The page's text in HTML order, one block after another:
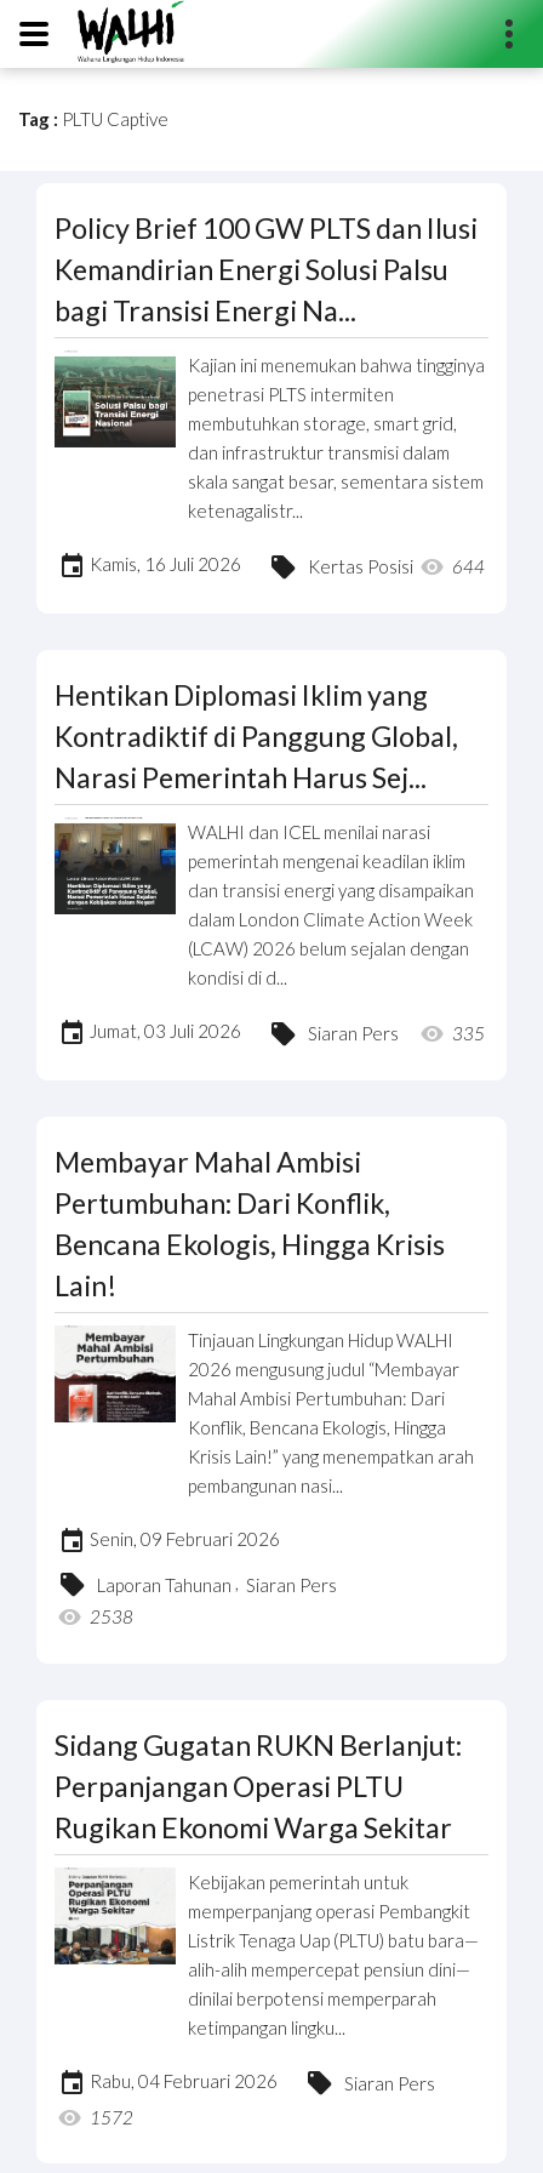
Tag : PLTU Captive
Policy Brief 100 GW PLTS dan Ilusi
Kemandirian Energi Solusi Palsu
bagi Transisi Energi Na...
Kajian ini menemukan bahwa tingginya
penetrasi PLTS intermiten
membutuhkan storage, smart grid,
dan infrastruktur transmisi dalam
skala sangat besar, sementara sistem
ketenagalistr...
Kamis, 16 Juli 2026 Kertas Posisi 644
Hentikan Diplomasi Iklim yang
Kontradiktif di Panggung Global,
Narasi Pemerintah Harus Sej...
WALHI dan ICEL menilai narasi
pemerintah mengenai keadilan iklim
dan transisi energi yang disampaikan
dalam London Climate Action Week
(LCAW) 2026 belum sejalan dengan
kondisi di d...
Jumat, 03 Juli 2026 Siaran Pers 335
Membayar Mahal Ambisi
Pertumbuhan: Dari Konflik,
Bencana Ekologis, Hingga Krisis
Lain!
Tinjauan Lingkungan Hidup WALHI
2026 mengusung judul “Membayar
Mahal Ambisi Pertumbuhan: Dari
Konflik, Bencana Ekologis, Hingga
Krisis Lain!” yang menempatkan arah
pembangunan nasi...
Senin, 09 Februari 2026
Laporan Tahunan
Siaran Pers
2538
Sidang Gugatan RUKN Berlanjut:
Perpanjangan Operasi PLTU
Rugikan Ekonomi Warga Sekitar
Kebijakan pemerintah untuk
memperpanjang operasi Pembangkit
Listrik Tenaga Uap (PLTU) batu bara—
alih-alih mempercepat pensiun dini—
dinilai berpotensi memperparah
ketimpangan lingku...
Rabu, 04 Februari 2026
Siaran Pers
1572